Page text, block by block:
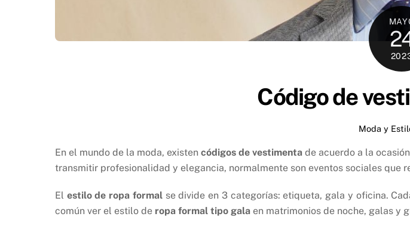
Código de
Moda y
En el mundo de la moda, existen códigos de vestimenta de acuerdo a la
transmitir profesionalidad y elegancia, normalmente son eventos sociales que
El estilo de ropa formalse divide en 3 categorías: etiqueta, gala y oficina.
común ver el estilo de ropa formal tipo gala en matrimonios de noche, galas y